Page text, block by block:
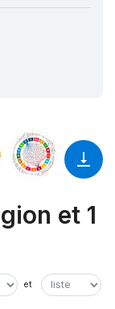
et 1